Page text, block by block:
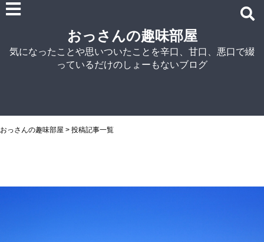
車関連の記事
パソコン関連
自宅でラーメン
NISSIN
おっさんの趣味部屋
気になったことや思いついたことを辛口、甘口、悪口で綴
っているだけのしょーもないブログ
おっさんの趣味部屋 > 投稿記事一覧